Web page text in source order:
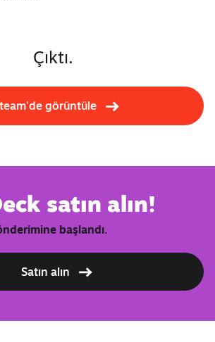
Çıktı.
görüntüle
satın alın!
başlandı.
Satın alın